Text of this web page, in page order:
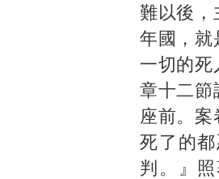
難以後，
年國，就
一切的死
章十二節
座前。
死了的
判。』